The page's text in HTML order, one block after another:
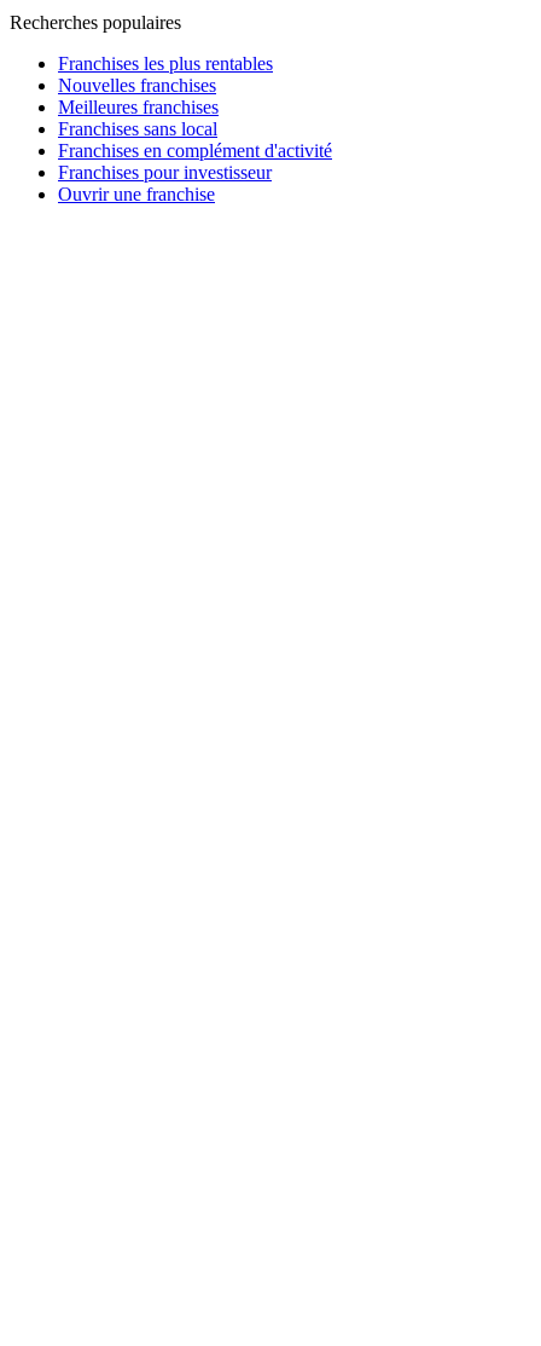
Recherches populaires
Franchises les plus rentables
Nouvelles franchises
Meilleures franchises
Franchises sans local
Franchises en complément d'activité
Franchises pour investisseur
Ouvrir une franchise